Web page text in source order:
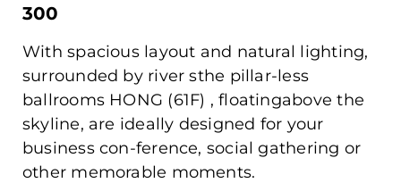
300
With spacious layout and natural lighting,
surrounded by river sthe pillar-less
ballrooms HONG (61F) , floatingabove the
skyline, are ideally designed for your
business con-ference, social gathering or
other memorable moments.